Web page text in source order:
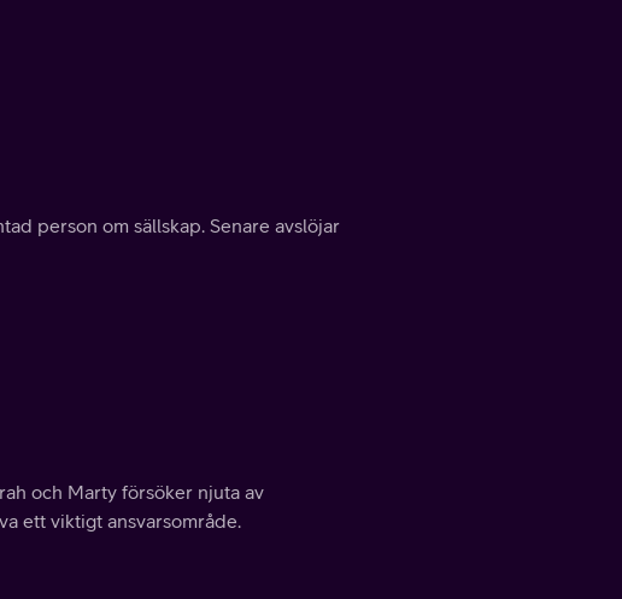
person om sällskap. Senare avslöjar
och Marty försöker njuta av
ett viktigt ansvarsområde.